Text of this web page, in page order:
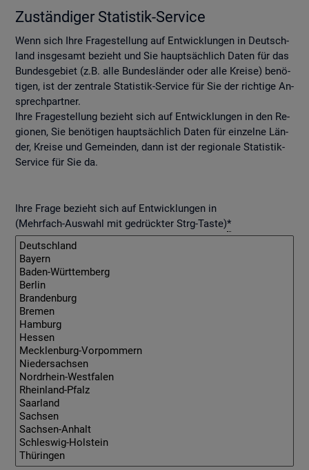
Zu­stän­di­ger Sta­tis­tik-Ser­vice
Wenn sich Ihre Fra­ge­stel­lung auf Ent­wick­lun­gen in Deutsch­
land ins­ge­samt be­zieht und Sie haupt­säch­lich Daten für das
Bun­des­ge­biet (z.B. alle Bun­des­län­der oder alle Krei­se) be­nö­
ti­gen, ist der zen­tra­le Sta­tis­tik-Ser­vice für Sie der rich­ti­ge An­
sprech­part­ner.
Ihre Fra­ge­stel­lung be­zieht sich auf Ent­wick­lun­gen in den Re­
gio­nen, Sie be­nö­ti­gen haupt­säch­lich Daten für ein­zel­ne Län­
der, Krei­se und Ge­mein­den, dann ist der re­gio­na­le Sta­tis­tik-
Ser­vice für Sie da.
Ihre Frage bezieht sich auf Entwicklungen in
(Mehrfach-Auswahl mit gedrückter Strg-Taste)*